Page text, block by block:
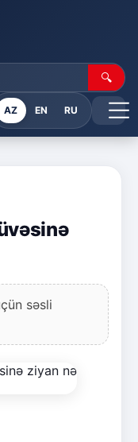
🔍
AZ EN RU
səsli